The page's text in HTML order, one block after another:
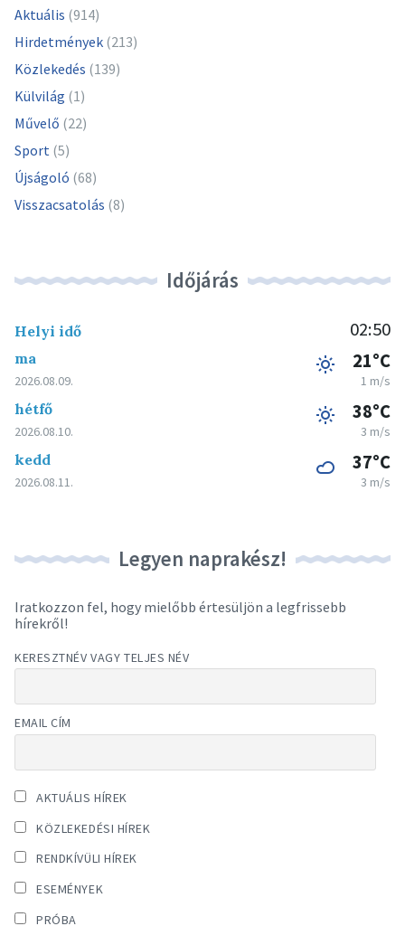
Aktuális (914)
Hirdetmények (213)
Közlekedés (139)
Külvilág (1)
Művelő (22)
Sport (5)
Újságoló (68)
Visszacsatolás (8)
Időjárás
Helyi idő 02:50
ma
2026.08.09.
21°C
1 m/s
hétfő
2026.08.10.
38°C
3 m/s
kedd
2026.08.11.
37°C
3 m/s
Legyen naprakész!
Iratkozzon fel, hogy mielőbb értesüljön a legfrissebb
hírekről!
KERESZTNÉV VAGY TELJES NÉV
EMAIL CÍM
AKTUÁLIS HÍREK
KÖZLEKEDÉSI HÍREK
RENDKÍVÜLI HÍREK
ESEMÉNYEK
PRÓBA